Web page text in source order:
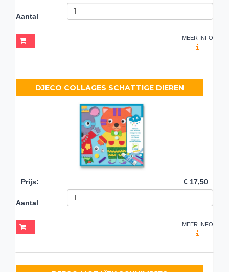
Aantal
MEER INFO
DJECO COLLAGES SCHATTIGE DIEREN
Prijs: € 17,50
Aantal
MEER INFO